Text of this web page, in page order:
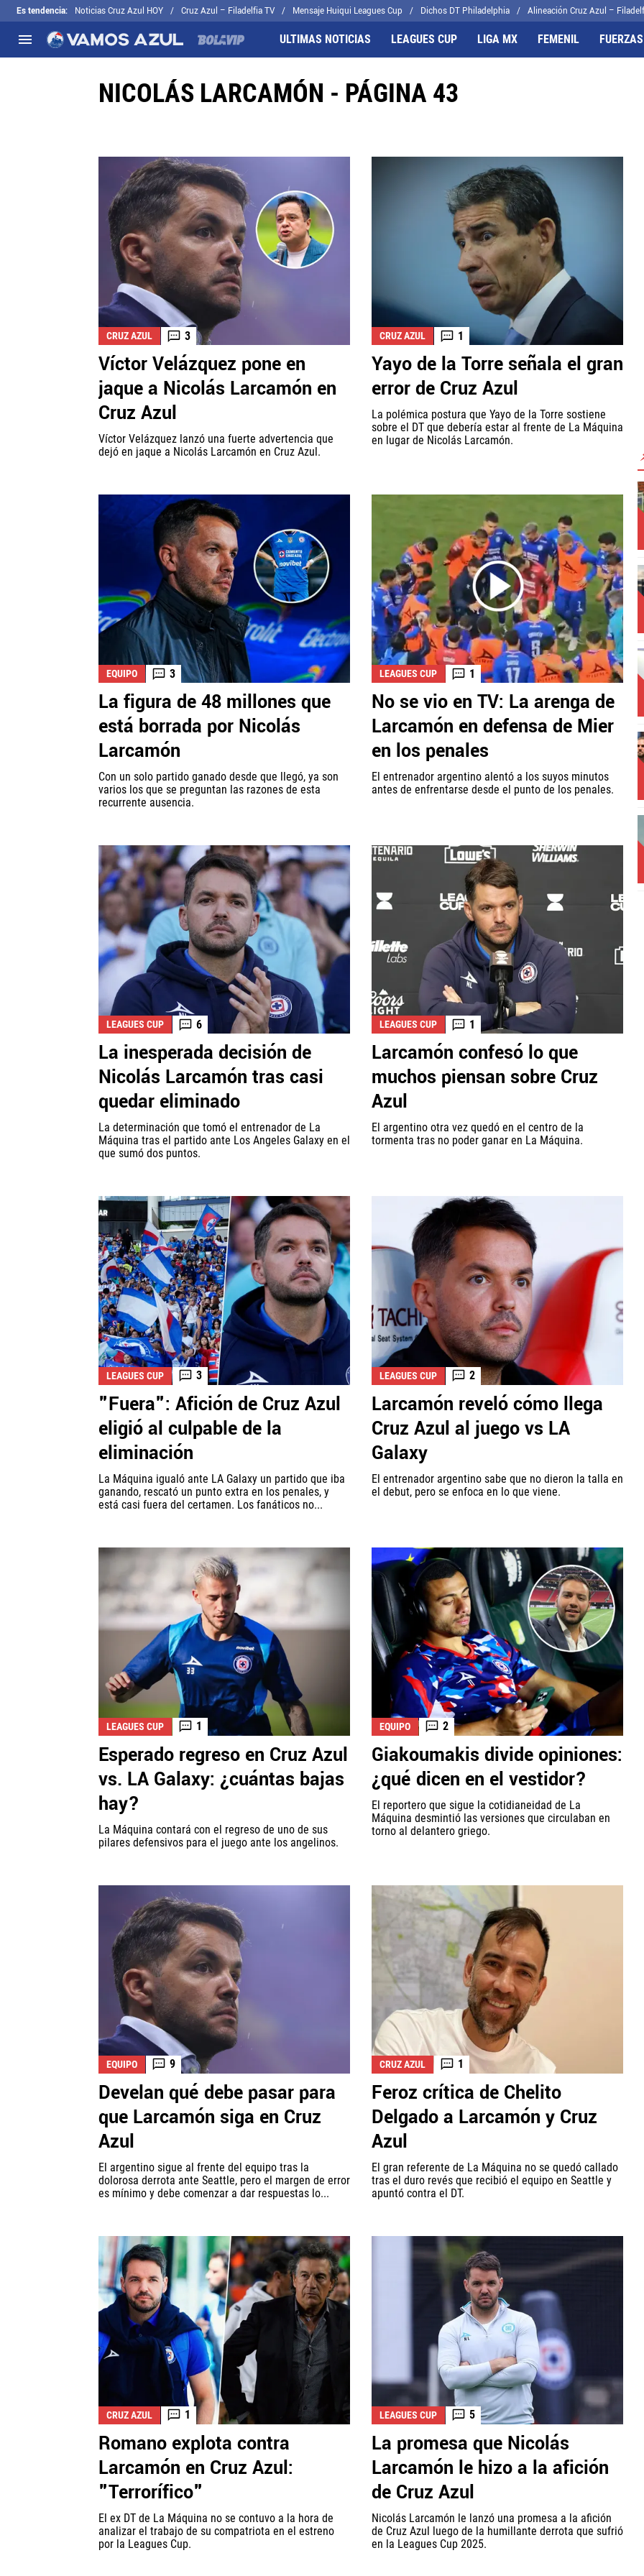
Es tendencia: Noticias Cruz Azul HOY Cruz Azul – Filadelfia TV Mensaje Huiqui Leagues Cup Dichos DT Philadelphia Alineación Cruz Azul –
ULTIMAS NOTICIAS LEAGUES CUP LIGA MX FEMENIL
FUERA DE LA LIGA
Selección Mexicana
LOS OTROS FRENTES
CELESTES
NICOLÁS LARCAMÓN - PÁGINA 43
CRUZ AZUL 3
Víctor Velázquez pone en
jaque a Nicolás Larcamón en
Cruz Azul
Víctor Velázquez lanzó una fuerte advertencia que
dejó en jaque a Nicolás Larcamón en Cruz Azul.
CRUZ AZUL 1
Yayo de la Torre señala el gran
error de Cruz Azul
La polémica postura que Yayo de la Torre sostiene
sobre el DT que debería estar al frente de La Máquina
en lugar de Nicolás Larcamón.
EQUIPO 3
La figura de 48 millones que
está borrada por Nicolás
Larcamón
Con un solo partido ganado desde que llegó, ya son
varios los que se preguntan las razones de esta
recurrente ausencia.
LEAGUES CUP 1
No se vio en TV: La arenga de
Larcamón en defensa de Mier
en los penales
El entrenador argentino alentó a los suyos minutos
antes de enfrentarse desde el punto de los penales.
LEAGUES CUP 6
La inesperada decisión de
Nicolás Larcamón tras casi
quedar eliminado
La determinación que tomó el entrenador de La
Máquina tras el partido ante Los Angeles Galaxy en el
que sumó dos puntos.
LEAGUES CUP 1
Larcamón confesó lo que
muchos piensan sobre Cruz
Azul
El argentino otra vez quedó en el centro de la
tormenta tras no poder ganar en La Máquina.
LEAGUES CUP 3
"Fuera": Afición de Cruz Azul
eligió al culpable de la
eliminación
La Máquina igualó ante LA Galaxy un partido que iba
ganando, rescató un punto extra en los penales, y
está casi fuera del certamen. Los fanáticos no...
LEAGUES CUP 2
Larcamón reveló cómo llega
Cruz Azul al juego vs LA
Galaxy
El entrenador argentino sabe que no dieron la talla en
el debut, pero se enfoca en lo que viene.
LEAGUES CUP 1
Esperado regreso en Cruz Azul
vs. LA Galaxy: ¿cuántas bajas
hay?
La Máquina contará con el regreso de uno de sus
pilares defensivos para el juego ante los angelinos.
EQUIPO 2
Giakoumakis divide opiniones:
¿qué dicen en el vestidor?
El reportero que sigue la cotidianeidad de La
Máquina desmintió las versiones que circulaban en
torno al delantero griego.
EQUIPO 9
Develan qué debe pasar para
que Larcamón siga en Cruz
Azul
El argentino sigue al frente del equipo tras la
dolorosa derrota ante Seattle, pero el margen de error
es mínimo y debe comenzar a dar respuestas lo...
CRUZ AZUL 1
Feroz crítica de Chelito
Delgado a Larcamón y Cruz
Azul
El gran referente de La Máquina no se quedó callado
tras el duro revés que recibió el equipo en Seattle y
apuntó contra el DT.
CRUZ AZUL 1
Romano explota contra
Larcamón en Cruz Azul:
"Terrorífico"
El ex DT de La Máquina no se contuvo a la hora de
analizar el trabajo de su compatriota en el estreno
por la Leagues Cup.
LEAGUES CUP 5
La promesa que Nicolás
Larcamón le hizo a la afición
de Cruz Azul
Nicolás Larcamón le lanzó una promesa a la afición
de Cruz Azul luego de la humillante derrota que sufrió
en la Leagues Cup 2025.